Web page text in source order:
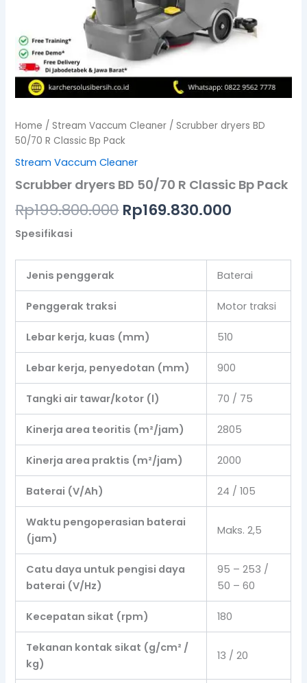
Home /Stream Vaccum Cleaner / Scrubber dryers BD
50/70 R Classic Bp Pack
Stream Vaccum Cleaner
Scrubber dryers BD 50/70 R Classic Bp Pack
Rp199.800.000 Rp169.830.000
Spesifikasi
Jenis penggerak Baterai
Penggerak traksi Motor traksi
Lebar kerja, kuas (mm) 510
Lebar kerja, penyedotan (mm) 900
Tangki air tawar/kotor (l) 70 / 75
Kinerja area teoritis (m²/jam) 2805
Kinerja area praktis (m²/jam) 2000
Baterai (V/Ah) 24 / 105
Waktu pengoperasian baterai
(jam)
Maks. 2,5
Catu daya untuk pengisi daya
baterai (V/Hz)
95 – 253 /
50 – 60
Kecepatan sikat (rpm) 180
Tekanan kontak sikat (g/cm² /
kg)
13 / 20